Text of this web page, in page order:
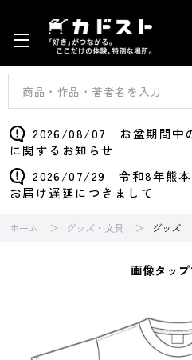
2026/08/07 お盆期間中
に関するお知らせ
2026/07/29 令和8年熊本
お届け遅延につきまして
ホーム グッズ・文具 グッズ
画像タッ